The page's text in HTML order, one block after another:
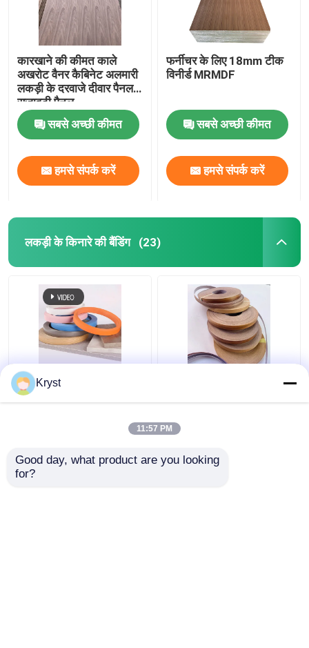
कारखाने की कीमत काले
अखरोट वैनर कैबिनेट अलमारी
लकड़ी के दरवाजे दीवार पैनल
सजावटी पैनल
सबसे अच्छी कीमत
हमसे संपर्क करें
फर्नीचर के लिए 18mm टीक
विनीर्ड MRMDF
सबसे अच्छी कीमत
हमसे संपर्क करें
लकड़ी के किनारे की बैंडिंग (23)
0.6 मिमी 1 मिमी लकड़ी
अनाज पीवीसी सफेद रंग के
Kryst
11:57 PM
Good day, what product are you looking
for?